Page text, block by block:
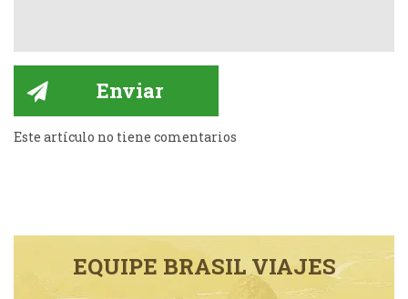
Este artículo no tiene comentarios
EQUIPE BRASIL VIAJES